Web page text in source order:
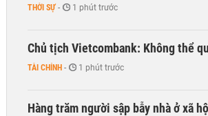
THỜI SỰ - 1 phút trước
Chủ tịch Vietcombank: Không thể
TÀI CHÍNH - 1 phút trước
Hàng trăm người sập bẫy nhà ở xã